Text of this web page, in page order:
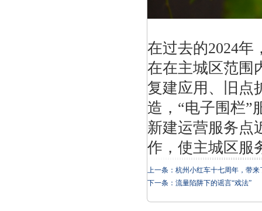
在过去的2024年
在在主城区范围
复建应用、旧点
造，“电子围栏”
新建运营服务点
作，使主城区服
上一条： 杭州小红车十七周年，带
下一条： 流量陷阱下的谣言“戏法”